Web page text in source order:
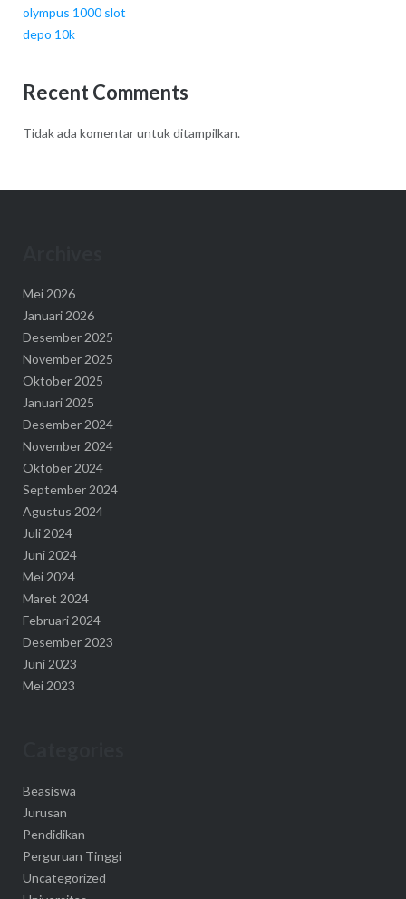
olympus 1000 slot
depo 10k
Recent Comments
Tidak ada komentar untuk ditampilkan.
Mei 2026
Januari 2026
Desember 2025
November 2025
Oktober 2025
Januari 2025
Desember 2024
November 2024
Oktober 2024
September 2024
Agustus 2024
Juli 2024
Juni 2024
Mei 2024
Maret 2024
Februari 2024
Desember 2023
Juni 2023
Mei 2023
Beasiswa
Jurusan
Pendidikan
Perguruan Tinggi
Uncategorized